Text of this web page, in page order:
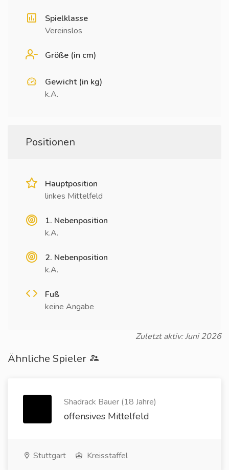
Spielklasse
Vereinslos
Größe (in cm)
Gewicht (in kg)
k.A.
Positionen
Hauptposition
linkes Mittelfeld
1. Nebenposition
k.A.
2. Nebenposition
k.A.
Fuß
keine Angabe
Zuletzt aktiv: Juni 2026
Ähnliche Spieler
Shadrack Bauer (18 Jahre)
offensives Mittelfeld
Stuttgart Kreisstaffel